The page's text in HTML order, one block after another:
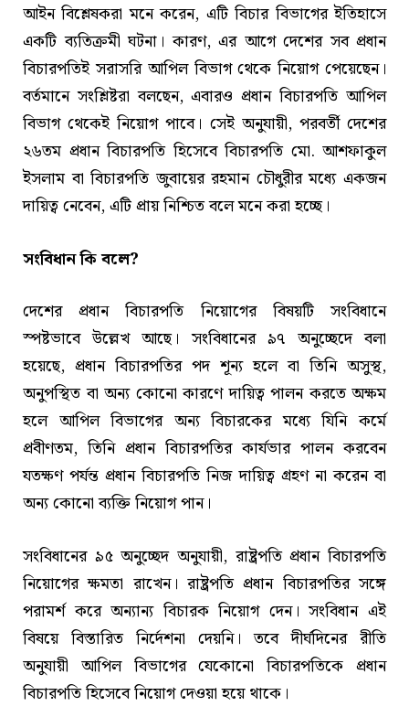
আইন বিশ্লেষকরা মনে করেন, এটি বিচার বিভাগের ইতিহাসে
একটি ব্যতিক্রমী ঘটনা। কারণ, এর আগে দেশের সব প্রধান
বিচারপতিই সরাসরি আপিল বিভাগ থেকে নিয়োগ পেয়েছেন।
বর্তমানে সংশ্লিষ্টরা বলছেন, এবারও প্রধান বিচারপতি আপিল
বিভাগ থেকেই নিয়োগ পাবে। সেই অনুযায়ী, পরবর্তী দেশের
২৬তম প্রধান বিচারপতি হিসেবে বিচারপতি মো. আশফাকুল
ইসলাম বা বিচারপতি জুবায়ের রহমান চৌধুরীর মধ্যে একজন
দায়িত্ব নেবেন, এটি প্রায় নিশ্চিত বলে মনে করা হচ্ছে।
সংবিধান কি বলে?
দেশের প্রধান বিচারপতি নিয়োগের বিষয়টি সংবিধানে
স্পষ্টভাবে উল্লেখ আছে। সংবিধানের ৯৭ অনুচ্ছেদে বলা
হয়েছে, প্রধান বিচারপতির পদ শূন্য হলে বা তিনি অসুস্থ,
অনুপস্থিত বা অন্য কোনো কারণে দায়িত্ব পালন করতে অক্ষম
হলে আপিল বিভাগের অন্য বিচারকের মধ্যে যিনি কর্মে
প্রবীণতম, তিনি প্রধান বিচারপতির কার্যভার পালন করবেন
যতক্ষণ পর্যন্ত প্রধান বিচারপতি নিজ দায়িত্ব গ্রহণ না করেন বা
অন্য কোনো ব্যক্তি নিয়োগ পান।
সংবিধানের ৯৫ অনুচ্ছেদ অনুযায়ী, রাষ্ট্রপতি প্রধান বিচারপতি
নিয়োগের ক্ষমতা রাখেন। রাষ্ট্রপতি প্রধান বিচারপতির সঙ্গে
পরামর্শ করে অন্যান্য বিচারক নিয়োগ দেন। সংবিধান এই
বিষয়ে বিস্তারিত নির্দেশনা দেয়নি। তবে দীর্ঘদিনের রীতি
অনুযায়ী আপিল বিভাগের যেকোনো বিচারপতিকে প্রধান
বিচারপতি হিসেবে নিয়োগ দেওয়া হয়ে থাকে।